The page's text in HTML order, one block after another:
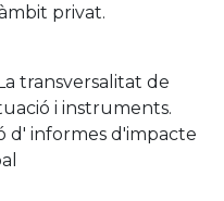
privat.
transversalitat de
i instruments.
d' informes d'impacte